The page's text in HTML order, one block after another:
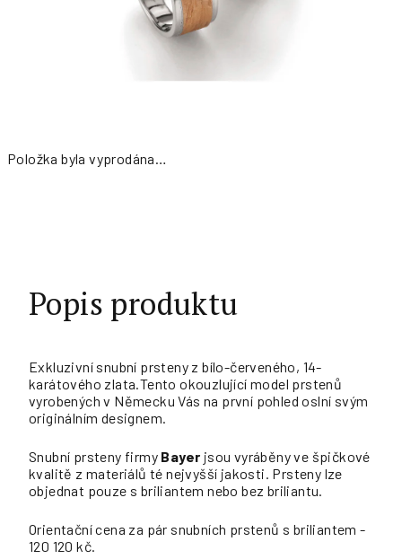
Položka byla vyprodána…
Popis produktu
Exkluzivní snubní prsteny z bílo-červeného, 14-
karátového zlata.Tento okouzlující model prstenů
vyrobených v Německu Vás na první pohled oslní svým
originálním designem.
Snubní prsteny firmy Bayer jsou vyráběny ve špičkové
kvalitě z materiálů té nejvyšší jakosti. Prsteny lze
objednat pouze s briliantem nebo bez briliantu.
Orientační cena za pár snubních prstenů s briliantem -
120 120 kč.